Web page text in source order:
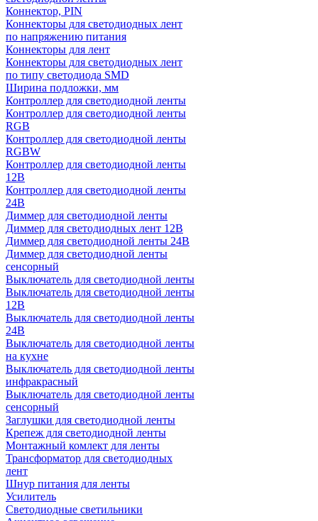
Коннектор, PIN
Коннекторы для светодиодных лент
по напряжению питания
Коннекторы для лент
Коннекторы для светодиодных лент
по типу светодиода SMD
Ширина подложки, мм
Контроллер для светодиодной ленты
Контроллер для светодиодной ленты
RGB
Контроллер для светодиодной ленты
RGBW
Контроллер для светодиодной ленты
12В
Контроллер для светодиодной ленты
24В
Диммер для светодиодной ленты
Диммер для светодиодных лент 12В
Диммер для светодиодной ленты 24В
Диммер для светодиодной ленты
сенсорный
Выключатель для светодиодной ленты
Выключатель для светодиодной ленты
12В
Выключатель для светодиодной ленты
24В
Выключатель для светодиодной ленты
на кухне
Выключатель для светодиодной ленты
инфракрасный
Выключатель для светодиодной ленты
сенсорный
Заглушки для светодиодной ленты
Крепеж для светодиодной ленты
Монтажный комлект для ленты
Трансформатор для светодиодных
лент
Шнур питания для ленты
Усилитель
Светодиодные светильники